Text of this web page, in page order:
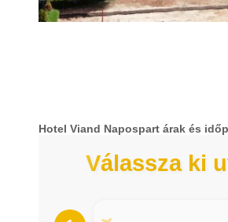
Hotel Viand Napospart árak és
Válassza ki